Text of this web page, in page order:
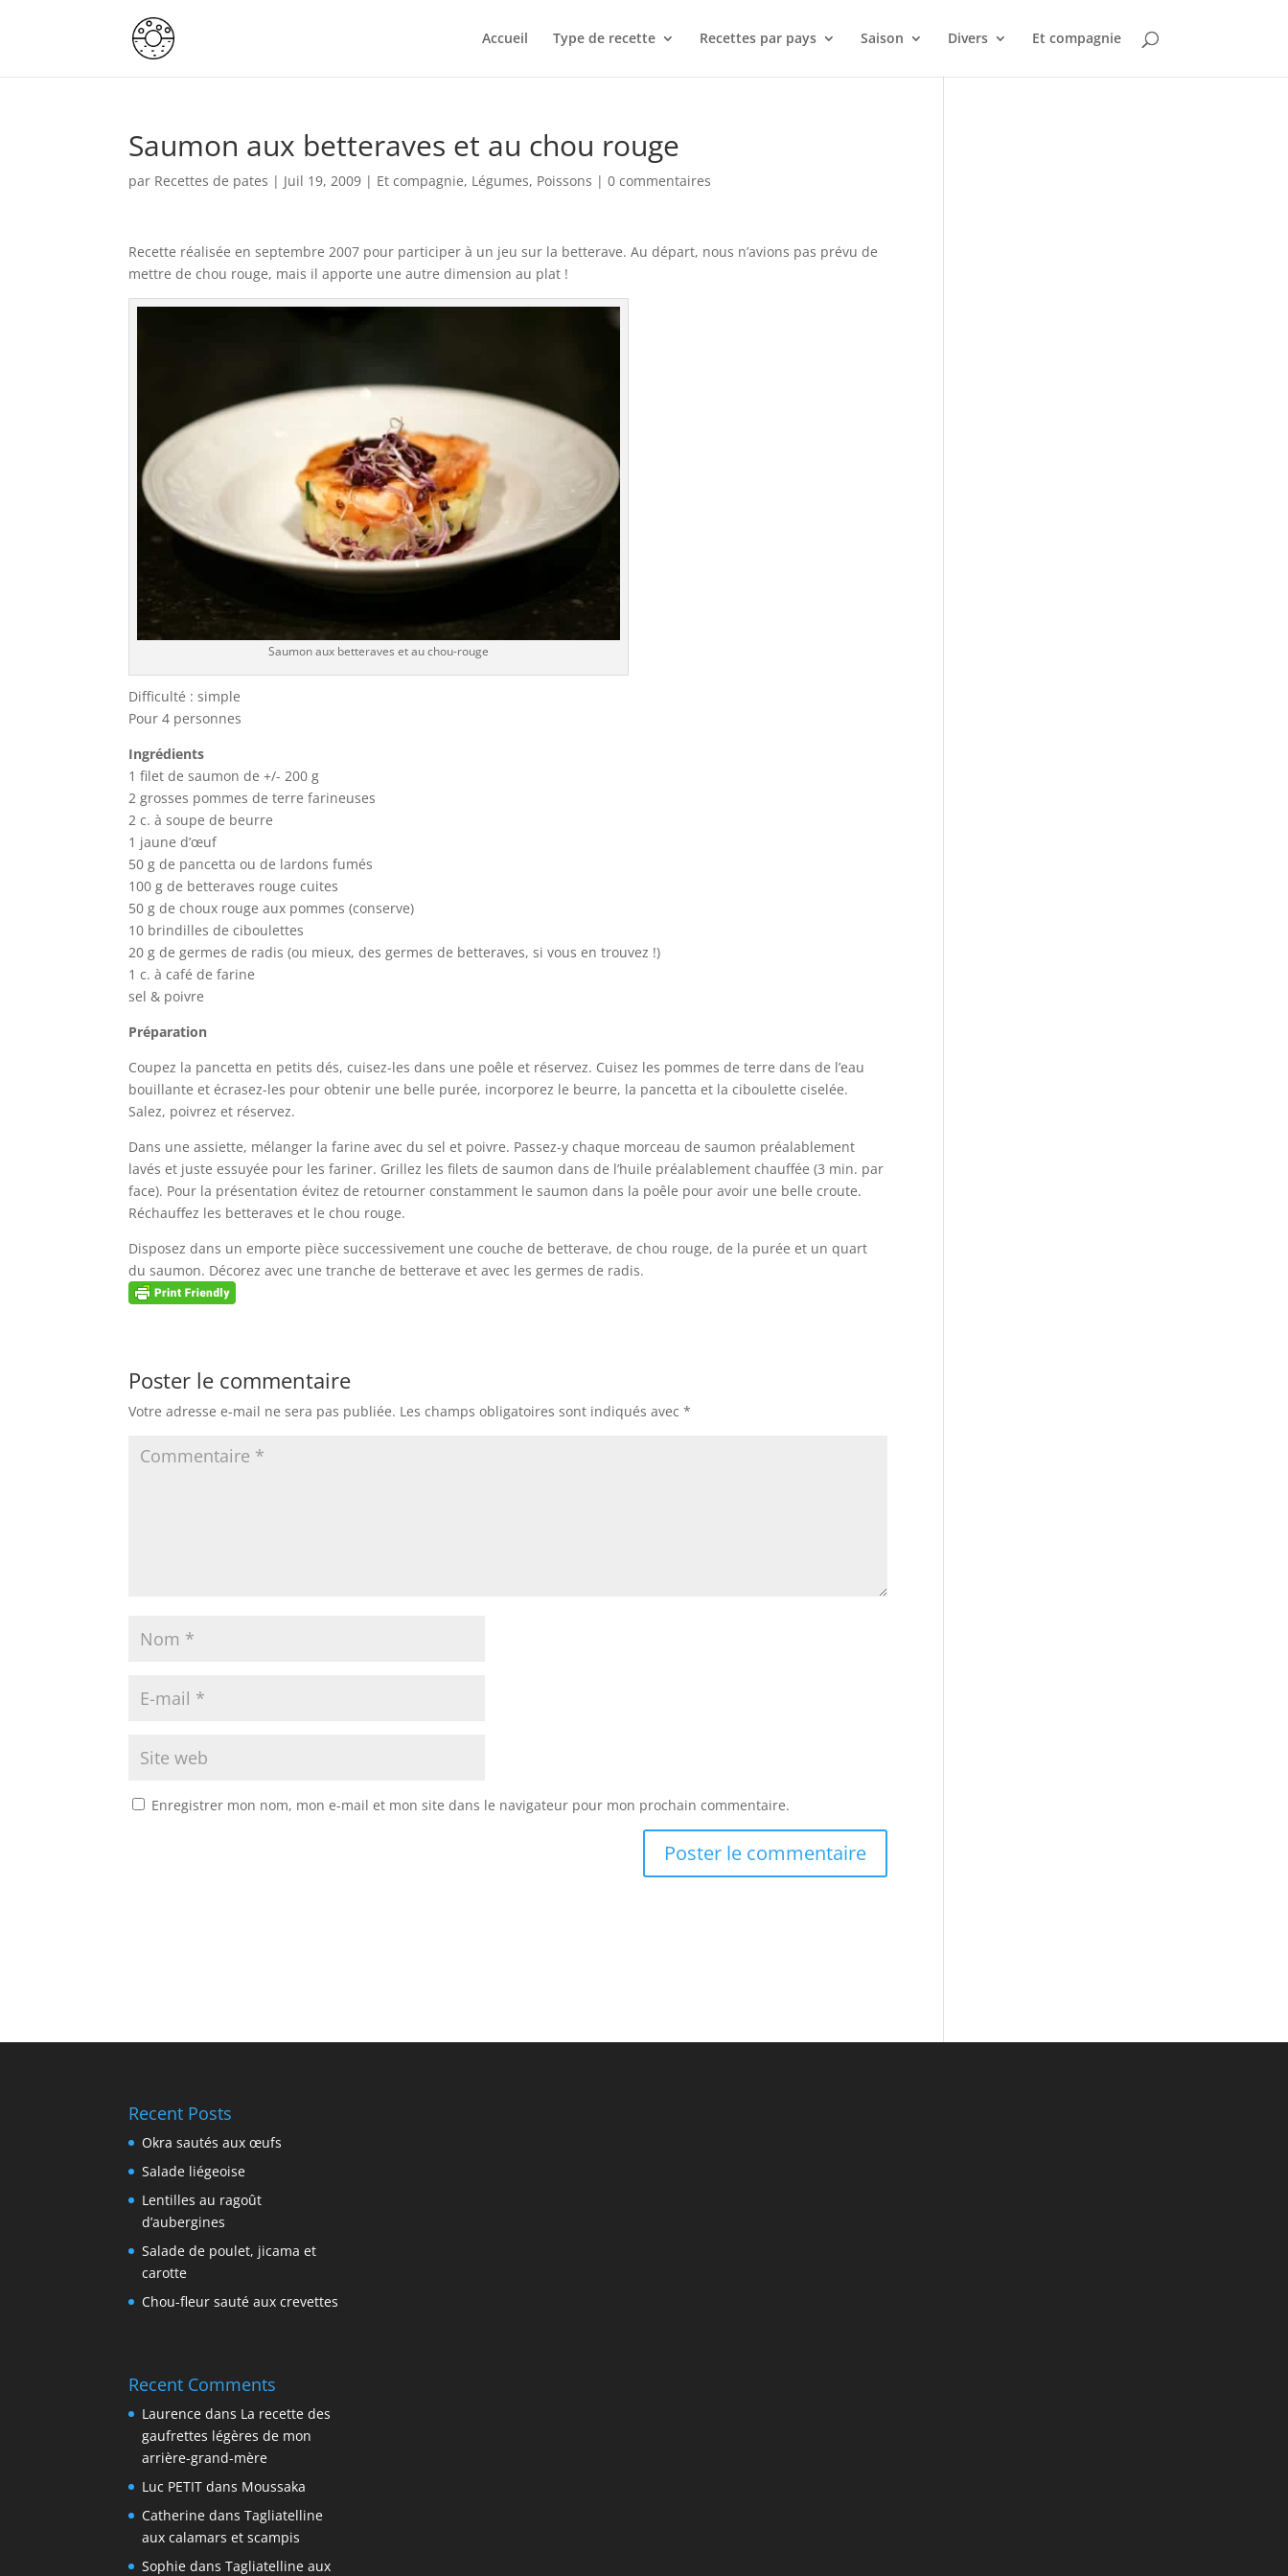
Accueil Type de recette Recettes par pays Saison Divers Et compagnie
Saumon aux betteraves et au chou rouge
par Recettes de pates | Juil 19, 2009 | Et compagnie, Légumes, Poissons |0 commentaires
Recette réalisée en septembre 2007 pour participer à un jeu sur la betterave. Au départ, nous n’avions pas prévu de
mettre de chou rouge, mais il apporte une autre dimension au plat !
Saumon aux betteraves et au chou-rouge
Difficulté : simple
Pour 4 personnes
Ingrédients
1 filet de saumon de +/- 200 g
2 grosses pommes de terre farineuses
2 c. à soupe de beurre
1 jaune d’œuf
50 g de pancetta ou de lardons fumés
100 g de betteraves rouge cuites
50 g de choux rouge aux pommes (conserve)
10 brindilles de ciboulettes
20 g de germes de radis (ou mieux, des germes de betteraves, si vous en trouvez !)
1 c. à café de farine
sel & poivre
Préparation
Coupez la pancetta en petits dés, cuisez-les dans une poêle et réservez. Cuisez les pommes de terre dans de l’eau
bouillante et écrasez-les pour obtenir une belle purée, incorporez le beurre, la pancetta et la ciboulette ciselée.
Salez, poivrez et réservez.
Dans une assiette, mélanger la farine avec du sel et poivre. Passez-y chaque morceau de saumon préalablement
lavés et juste essuyée pour les fariner. Grillez les filets de saumon dans de l’huile préalablement chauffée (3 min. par
face). Pour la présentation évitez de retourner constamment le saumon dans la poêle pour avoir une belle croute.
Réchauffez les betteraves et le chou rouge.
Disposez dans un emporte pièce successivement une couche de betterave, de chou rouge, de la purée et un quart
du saumon. Décorez avec une tranche de betterave et avec les germes de radis.
Poster le commentaire
Votre adresse e-mail ne sera pas publiée. Les champs obligatoires sont indiqués avec*
Enregistrer mon nom, mon e-mail et mon site dans le navigateur pour mon prochain commentaire.
Recent Posts
Okra sautés aux œufs
Salade liégeoise
Lentilles au ragoût
d’aubergines
Salade de poulet, jicama et
carotte
Chou-fleur sauté aux crevettes
Recent Comments
Laurence dans La recette des
gaufrettes légères de mon
arrière-grand-mère
Luc PETIT dans Moussaka
Catherine dansTagliatelline
aux calamars et scampis
Sophie dansTagliatelline aux